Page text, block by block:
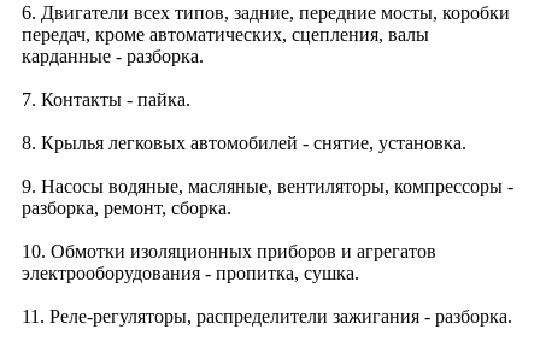
6. Двигатели всех типов, задние, передние мосты, коробки
передач, кроме автоматических, сцепления, валы
карданные - разборка.
7. Контакты - пайка.
8. Крылья легковых автомобилей - снятие, установка.
9. Насосы водяные, масляные, вентиляторы, компрессоры -
разборка, ремонт, сборка.
10. Обмотки изоляционных приборов и агрегатов
электрооборудования - пропитка, сушка.
11. Реле-регуляторы, распределители зажигания - разборка.